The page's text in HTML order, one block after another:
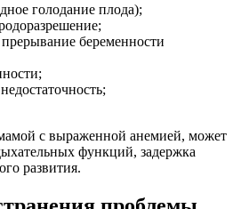
голодание плода);
беременности
с выраженной анемией, может
функций, задержка
развития.